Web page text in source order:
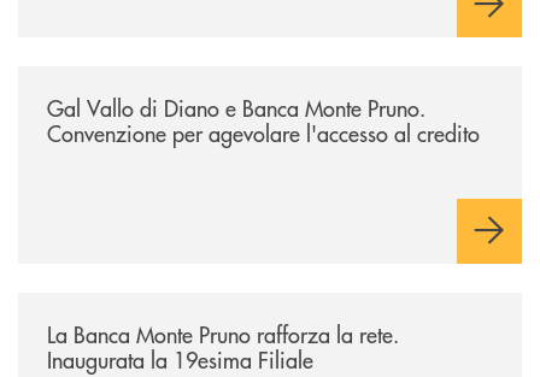
Gal Vallo di Diano e Banca Monte Pruno.
Convenzione per agevolare l'accesso al credito
La Banca Monte Pruno rafforza la rete.
Inaugurata la 19esima Filiale